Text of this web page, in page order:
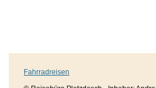
Fahrradreisen